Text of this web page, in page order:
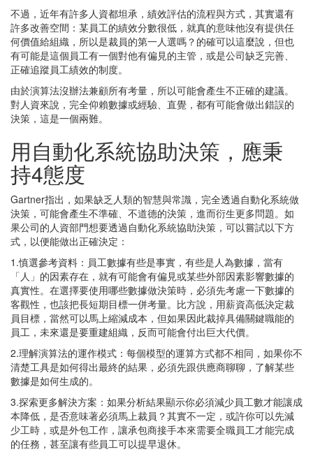
不過，近年有許多人資都坦承，績效評估的流程與方式，其實還有
許多改善空間：某員工的績效分數很低，就真的意味他沒有提供任
何價值給組織，所以是裁員的第一人選嗎？的確可以這麼說，但也
有可能是這個員工有一個對他有偏見的主管，或是公司缺乏完善、
正確追蹤員工績效的制度。
由於演算法沒辦法兼顧所有考量，所以可能會產生不正確的建議。
對人資來說，完全仰賴數據或經驗、直覺，都有可能會做出錯誤的
決策，這是一個兩難。
用自動化系統協助決策，應秉
持4態度
Gartner指出，如果缺乏人類的智慧與常識，完全透過自動化系統做
決策，可能會產生不準確、不道德的決策，進而衍生更多問題。如
果公司的人資部門想要透過自動化系統協助決策，可以嘗試以下方
式，以便能做出正確決定：
1.慎選參考資料：員工數據有些是事實，有些是人為數據，當有
「人」的因素存在，就有可能會有偏見或某些外部因素影響數據的
真實性。在選擇要使用哪些數據做決策時，必須先考慮一下數據的
客觀性，也該把長短期目標一併考量。比方說，用薪資高低決定裁
員目標，當然可以馬上縮減成本，但如果因此裁掉具備關鍵職能的
員工，未來還是要重建組織，反而可能會付出巨大代價。
2.理解演算法的運作模式：每個模型的運算方式都不相同，如果你不
清楚工具是如何得出最終的結果，必須先跟供應商聊聊，了解某些
數據是如何生成的。
3.探索更多解決方案：如果分析結果顯示你必須減少員工數才能讓成
本降低，是否意味著必須馬上裁員？其實不一定，或許你可以先減
少工時，或是外包工作，讓承包商接手本來需要全職員工才能完成
的任務，甚至讓有些員工可以提早退休。